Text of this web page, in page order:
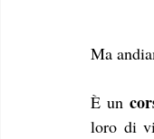
Ma
È un
loro di